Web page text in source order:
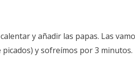
y añadir las papas. Las
y sofreímos por 3